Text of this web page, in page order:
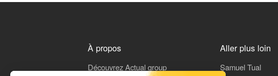
À propos
Découvrez Actual group
Aller plus loin
Samuel Tual